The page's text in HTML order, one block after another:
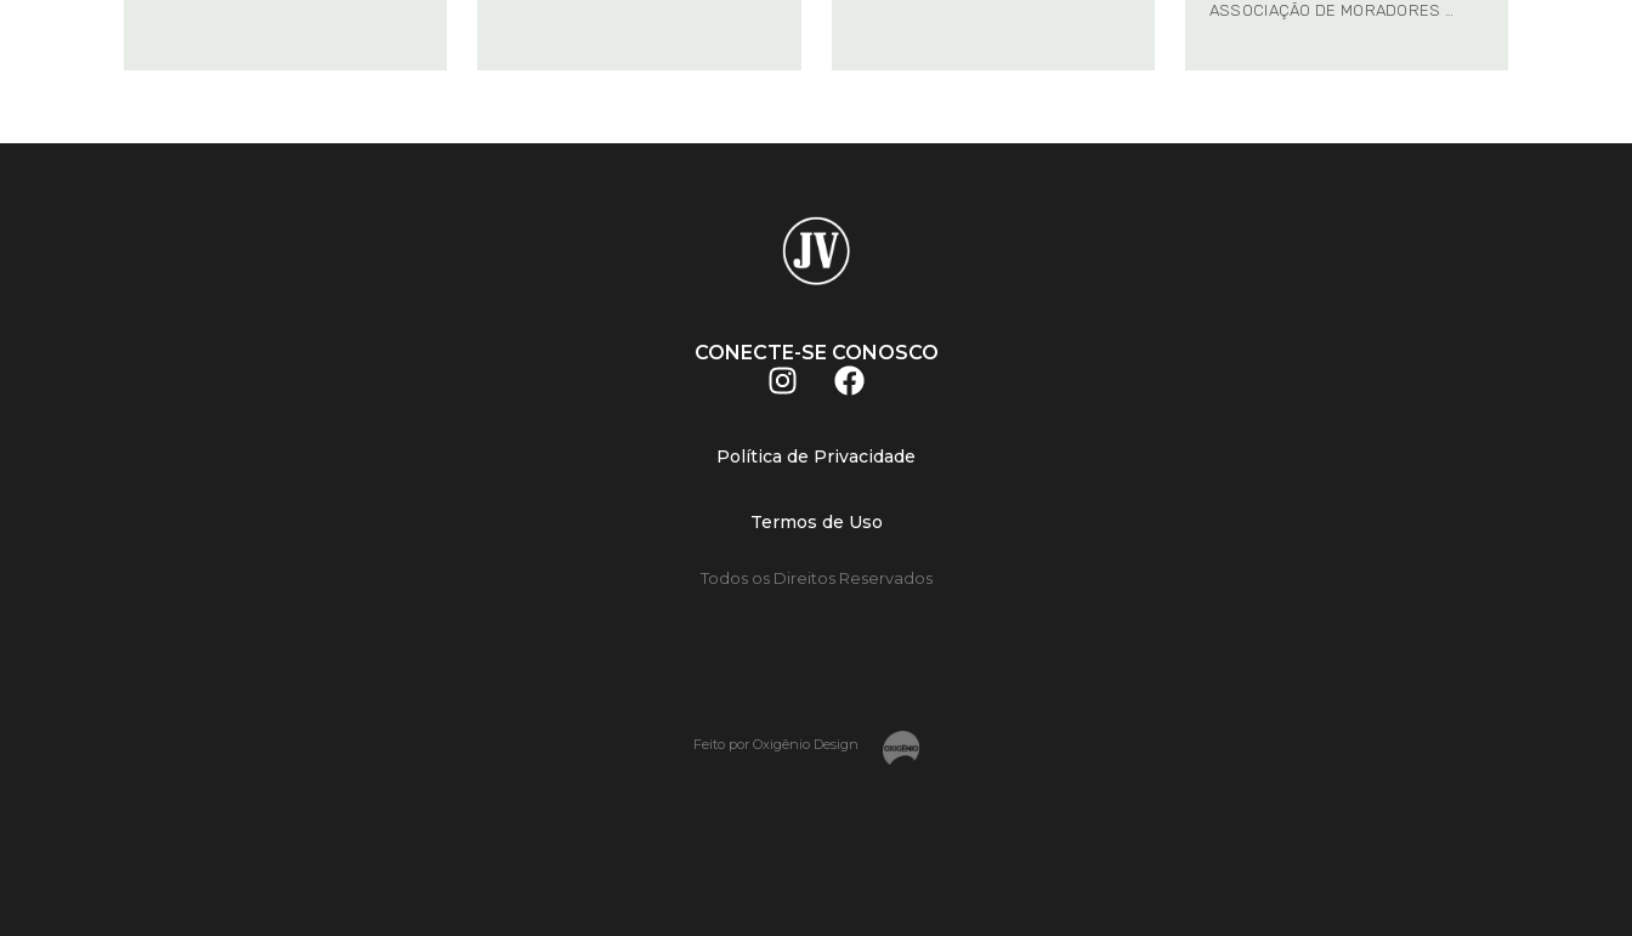
ASSOCIAÇÃO DE MORADORES …
CONECTE-SE CONOSCO
Política de Privacidade
Termos de Uso
Todos os Direitos Reservados
Feito por Oxigênio Design